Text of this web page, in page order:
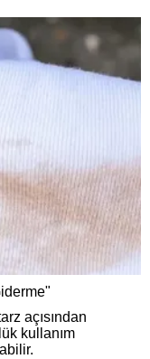
açısından
kullanım